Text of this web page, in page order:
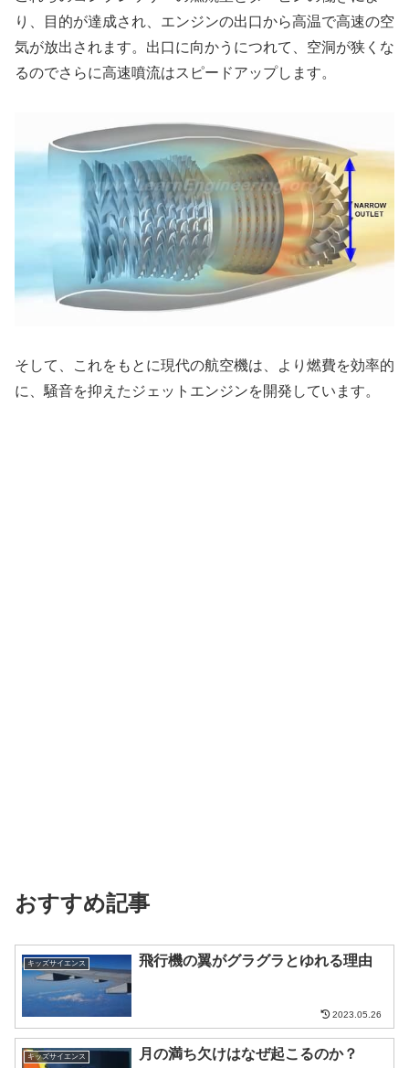
り、目的が達成され、エンジンの出口から高温で高速の空
気が放出されます。出口に向かうにつれて、空洞が狭くな
るのでさらに高速噴流はスピードアップします。
そして、これをもとに現代の航空機は、より燃費を効率的
に、騒音を抑えたジェットエンジンを開発しています。
おすすめ記事
キッズサイエンス 飛行機の翼がグラグラとゆれる理由
2023.05.26
キッズサイエンス 月の満ち欠けはなぜ起こるのか？